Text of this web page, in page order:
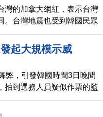
灣的加拿大網紅，表示台灣
。台灣地震也受到韓國民眾
護嬰兒的畫面，也登上《朝
起大規模示威
弊，引發韓國時間3日晚間
拍到選務人員疑似作票的監
力人士，假扮警察暴力清
帶頭，全韓國各地大學學